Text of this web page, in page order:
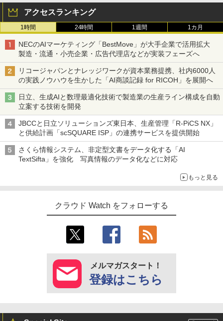
アクセスランキング
1時間 24時間 1週間 1カ月
NECのAIマーケティング「BestMove」が大手企業で活用拡大
製造・流通・小売企業・広告代理店などが実装フェーズへ
リコージャパンとナレッジワークが資本業務提携、社内6000人
の実践ノウハウを生かした「AI商談記録 for RICOH」を展開へ
日立、生成AIと数理最適化技術で製造業の生産ライン構成を自動
立案する技術を開発
JBCCと日立ソリューションズ東日本、生産管理「R-PiCS NX」
と供給計画「scSQUARE ISP」の連携サービスを提供開始
さくら情報システム、非定型文書をデータ化する「AI
TextSifta」を強化 写真情報のデータ化などに対応
もっと見る
クラウド Watch をフォローする
メルマガスタート！
登録はこちら